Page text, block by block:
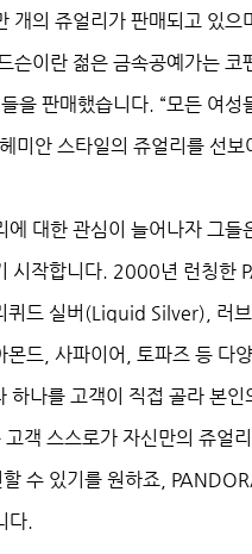
의 쥬얼리가 판매되고 있
이란 젊은 금속공예가는
을 판매했습니다. “모든 여
미안 스타일의 쥬얼리를 선
대한 관심이 늘어나자 그
시작합니다. 2000년 런칭
드 실버(Liquid Silver), 러
드, 사파이어, 토파즈 등 다
하나를 고객이 직접 골라 본
객 스스로가 자신만의 쥬얼
수 있기를 원하죠,
다.